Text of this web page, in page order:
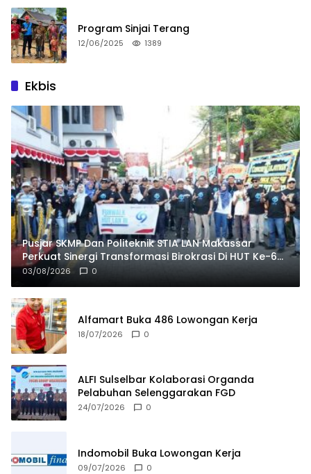
Program Sinjai Terang
12/06/2025 1389
Ekbis
Pusjar SKMP Dan Politeknik STIA LAN Makassar
Perkuat Sinergi Transformasi Birokrasi Di HUT Ke-69
LAN RI
03/08/2026 0
Alfamart Buka 486 Lowongan Kerja
18/07/2026 0
ALFI Sulselbar Kolaborasi Organda
Pelabuhan Selenggarakan FGD
24/07/2026 0
Indomobil Buka Lowongan Kerja
09/07/2026 0